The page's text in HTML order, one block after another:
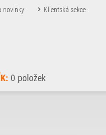
0 položek
novinky Klientská sekce